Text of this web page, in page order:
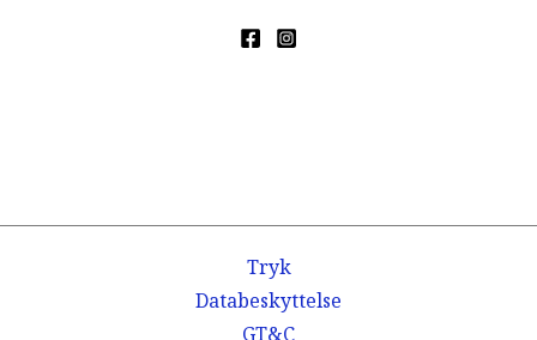
Tryk
Databeskyttelse
GT&C